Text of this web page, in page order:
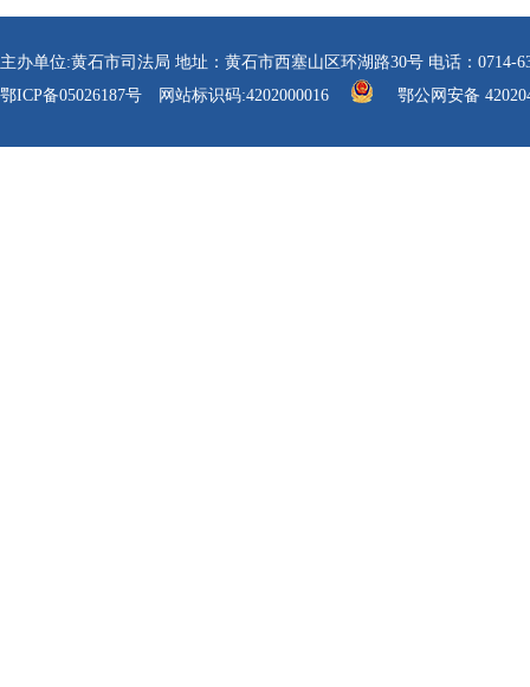
主办单位:黄石市司法局 地址：黄石市西塞山区环湖路30号 电话：0714-
鄂ICP备05026187号 网站标识码:4202000016 鄂公网安备